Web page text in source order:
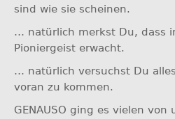
sind wie sie scheinen.
… natürlich merkst Du, dass
Pioniergeist erwacht.
… natürlich versuchst Du
voran zu kommen.
GENAUSO ging es vielen